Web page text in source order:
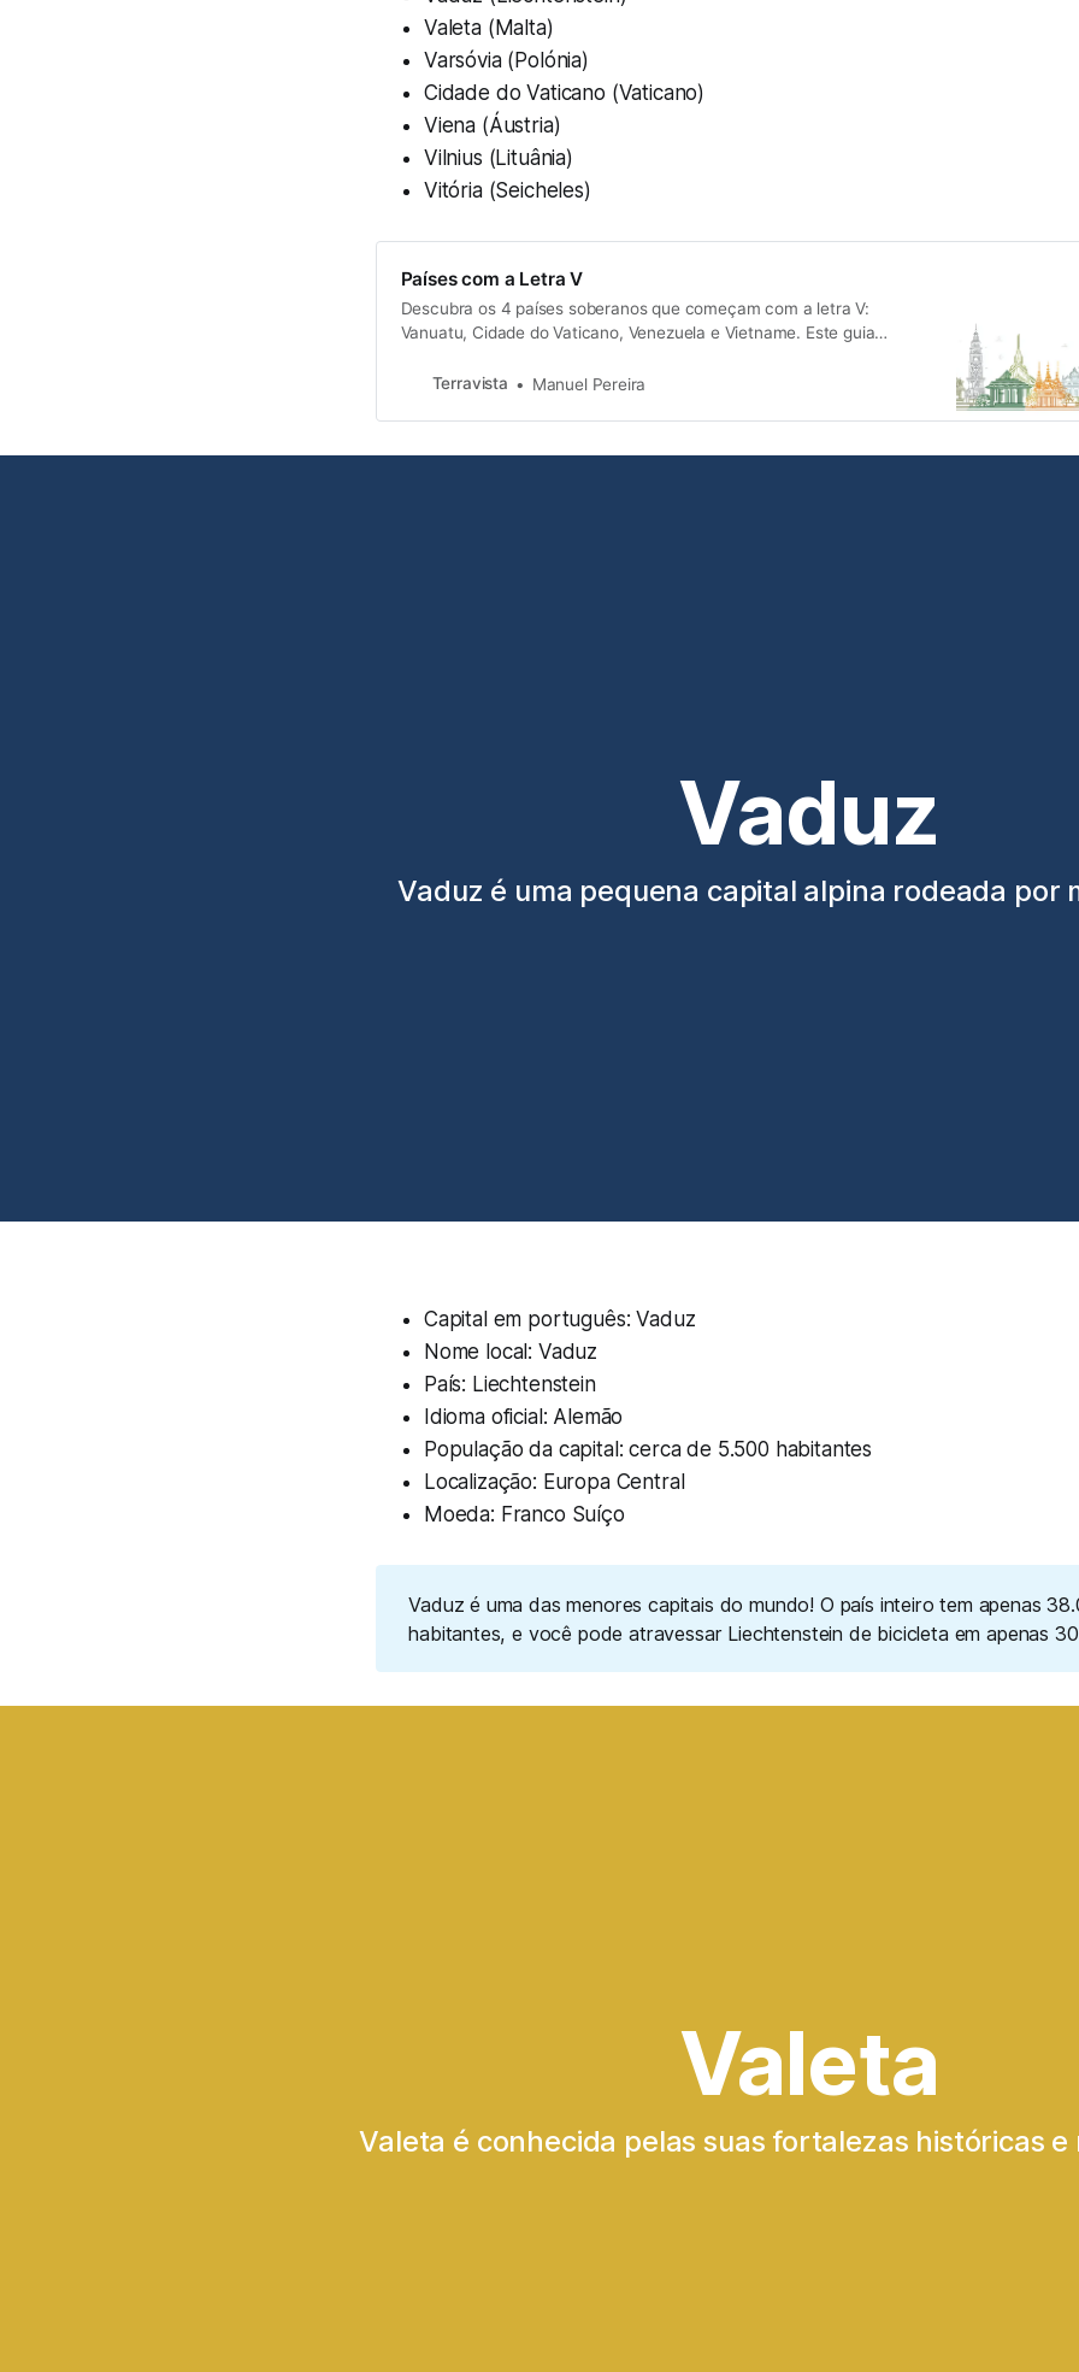
Valeta (Malta)
Varsóvia (Polónia)
Cidade do Vaticano (Vaticano)
Viena (Áustria)
Vilnius (Lituânia)
Vitória (Seicheles)
Países com a Letra V
Descubra os 4 países soberanos que começam com a letra V:
Vanuatu, Cidade do Vaticano, Venezuela e Vietname. Este guia
idiomas e curiosidades culturais.
Terravista Manuel Pereira
Vaduz
Vaduz é uma pequena capital alpina rodeada por
Capital em português: Vaduz
Nome local: Vaduz
País: Liechtenstein
Idioma oficial: Alemão
População da capital: cerca de 5.500 habitantes
Localização: Europa Central
Moeda: Franco Suíço
Vaduz é uma das menores capitais do mundo! O país inteiro tem apenas
habitantes, e você pode atravessar Liechtenstein de bicicleta em apenas
Valeta
Valeta é conhecida pelas suas fortalezas históricas